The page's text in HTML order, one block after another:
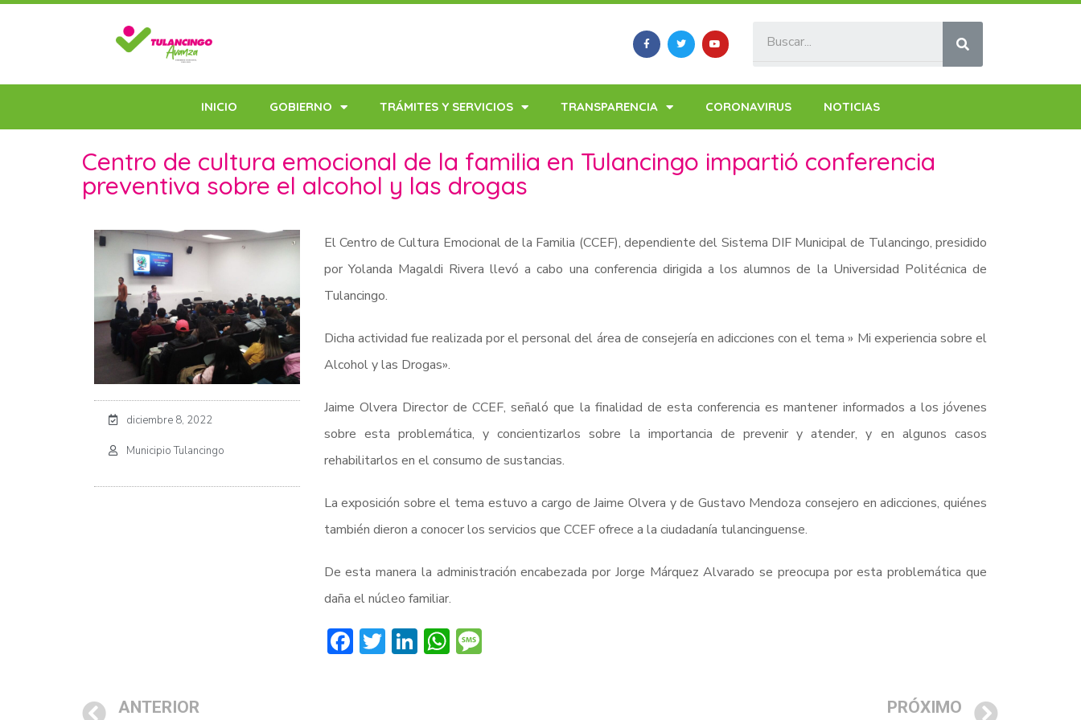
INICIO GOBIERNO TRÁMITES Y SERVICIOS TRANSPARENCIA CORONAVIRUS NOTICIAS
Centro de cultura emocional de la familia en Tulancingo impartió conferencia
preventiva sobre el alcohol y las drogas
diciembre 8, 2022
Municipio Tulancingo
El Centro de Cultura Emocional de la Familia (CCEF), dependiente del Sistema DIF Municipal de Tulancingo, presidido
por Yolanda Magaldi Rivera llevó a cabo una conferencia dirigida a los alumnos de la Universidad Politécnica de
Tulancingo.
Dicha actividad fue realizada por el personal del área de consejería en adicciones con el tema » Mi experiencia sobre el
Alcohol y las Drogas».
Jaime Olvera Director de CCEF, señaló que la finalidad de esta conferencia es mantener informados a los jóvenes
sobre esta problemática, y concientizarlos sobre la importancia de prevenir y atender, y en algunos casos
rehabilitarlos en el consumo de sustancias.
La exposición sobre el tema estuvo a cargo de Jaime Olvera y de Gustavo Mendoza consejero en adicciones, quiénes
también dieron a conocer los servicios que CCEF ofrece a la ciudadanía tulancinguense.
De esta manera la administración encabezada por Jorge Márquez Alvarado se preocupa por esta problemática que
daña el núcleo familiar.
Facebook
Twitter
LinkedIn
WhatsApp
Message
ANTERIOR PRÓXIMO